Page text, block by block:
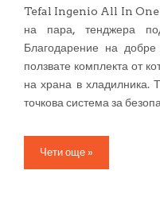
Tefal Ingenio All In One
на пара, тенджера
Благодарение на
ползвате комплекта от
на храна в хладилника.
точкова система за
Чети още »